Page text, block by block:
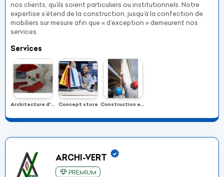
nos clients, qu’ils soient particuliers ou institutionnels. Notre
expertise s’étend de la construction, jusqu’à la confection de
mobiliers sur mesure afin que « d’exception » demeurent nos
services.
Services
Architecture d'intérieur Concept store Construction et rénovation
ARCHI-VERT
PREMIUM